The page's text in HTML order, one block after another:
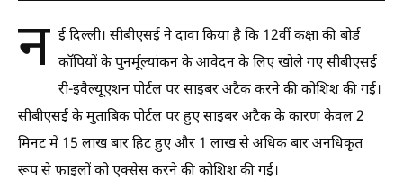
न ई दिल्ली। सीबीएसई ने दावा किया है कि 12वीं कक्षा की बोर्ड
कॉपियों के पुनर्मूल्यांकन के आवेदन के लिए खोले गए सीबीएसई
री-इवैल्यूएशन पोर्टल पर साइबर अटैक करने की कोशिश की गई।
सीबीएसई के मुताबिक पोर्टल पर हुए साइबर अटैक के कारण केवल 2
मिनट में 15 लाख बार हिट हुए और 1 लाख से अधिक बार अनधिकृत
रूप से फाइलों को एक्सेस करने की कोशिश की गई।